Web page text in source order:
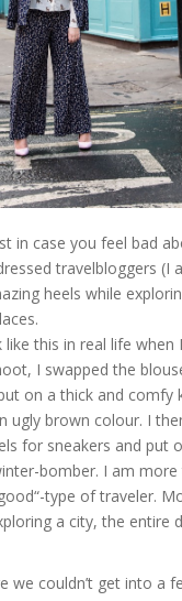
in case you feel bad
travelbloggers (I
heels while
like this in real life when
I swapped the
on a thick and comfy
ugly brown colour. I
for sneakers and put
bomber. I am more
type of traveler.
a city, the entire
we couldn’t get into a